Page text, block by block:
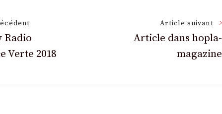
Radio
Verte 2018
Article suivant
Article dans hopla-
magazine